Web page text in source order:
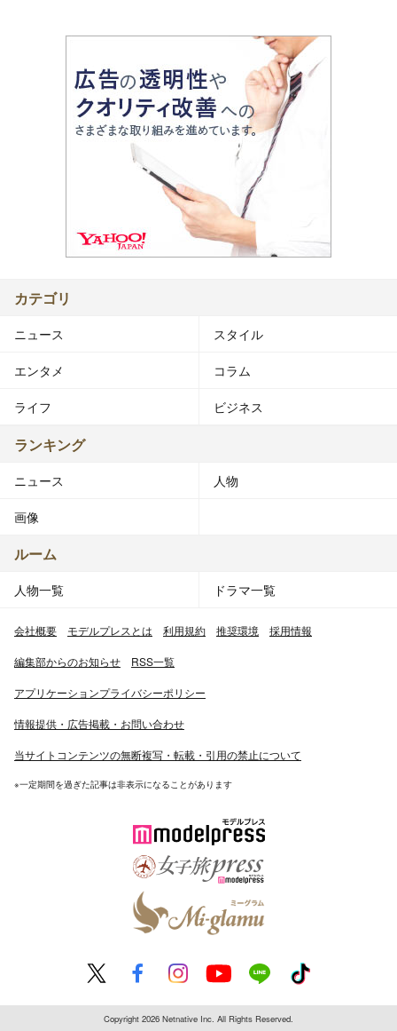
カテゴリ
ニュース スタイル
エンタメ コラム
ライフ ビジネス
ランキング
ニュース 人物
画像
ルーム
人物一覧 ドラマ一覧
会社概要 モデルプレスとは 利用規約 推奨環境 採用情報
編集部からのお知らせ RSS一覧
アプリケーションプライバシーポリシー
情報提供・広告掲載・お問い合わせ
当サイトコンテンツの無断複写・転載・引用の禁止について
※一定期間を過ぎた記事は非表示になることがあります
Copyright 2026 Netnative Inc. All Rights Reserved.